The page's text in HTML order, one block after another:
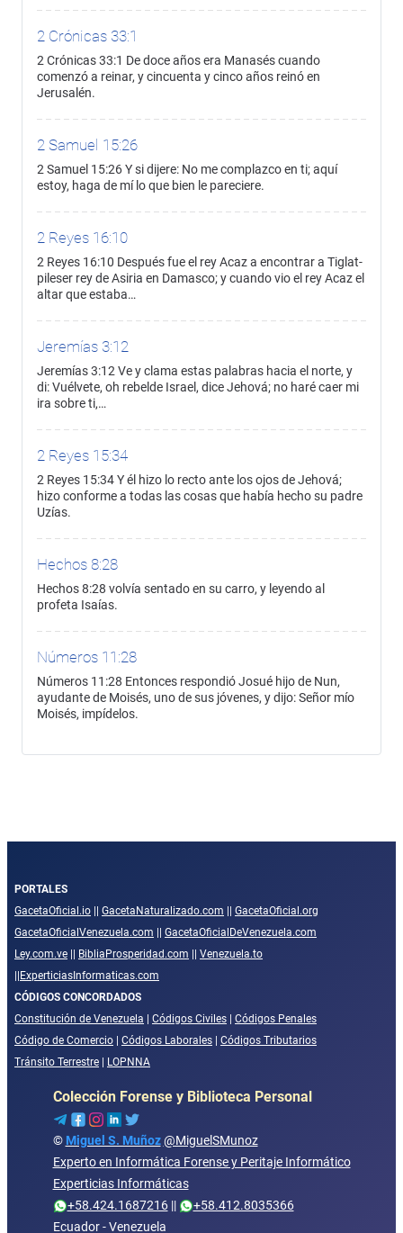
2 Crónicas 33:1
2 Crónicas 33:1 De doce años era Manasés cuando
comenzó a reinar, y cincuenta y cinco años reinó en
Jerusalén.
2 Samuel 15:26
2 Samuel 15:26 Y si dijere: No me complazco en ti; aquí
estoy, haga de mí lo que bien le pareciere.
2 Reyes 16:10
2 Reyes 16:10 Después fue el rey Acaz a encontrar a Tiglat-
pileser rey de Asiria en Damasco; y cuando vio el rey Acaz el
altar que estaba…
Jeremías 3:12
Jeremías 3:12 Ve y clama estas palabras hacia el norte, y
di: Vuélvete, oh rebelde Israel, dice Jehová; no haré caer mi
ira sobre ti,…
2 Reyes 15:34
2 Reyes 15:34 Y él hizo lo recto ante los ojos de Jehová;
hizo conforme a todas las cosas que había hecho su padre
Uzías.
Hechos 8:28
Hechos 8:28 volvía sentado en su carro, y leyendo al
profeta Isaías.
Números 11:28
Números 11:28 Entonces respondió Josué hijo de Nun,
ayudante de Moisés, uno de sus jóvenes, y dijo: Señor mío
Moisés, impídelos.
PORTALES
GacetaOficial.io
GacetaNaturalizado.com
GacetaOficial.org
GacetaOficialVenezuela.com
GacetaOficialDeVenezuela.com
Ley.com.ve
BibliaProsperidad.com
Venezuela.to
ExperticiasInformaticas.com
CÓDIGOS CONCORDADOS
Constitución de Venezuela
Códigos Civiles
Códigos Penales
Código de Comercio
Códigos Laborales
Códigos Tributarios
Tránsito Terrestre
LOPNNA
Colección Forense y Biblioteca Personal
© Miguel S. Muñoz @MiguelSMunoz
Experto en Informática Forense y Peritaje Informático
Experticias Informáticas
+58.424.1687216||
+58.412.8035366
Ecuador - Venezuela